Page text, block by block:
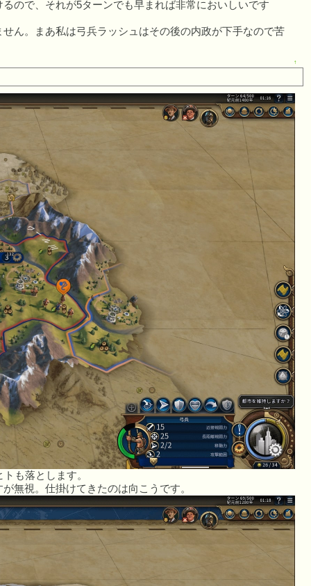
ので、それが5ターンでも早まれば非常においしいです
ん。まあ私は弓兵ラッシュはその後の内政が下手なので苦
↑
も落とします。
無視。仕掛けてきたのは向こうです。